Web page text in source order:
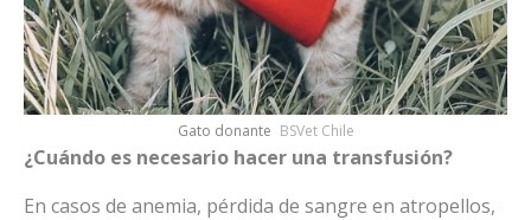
Gato donante BSVet Chile
¿Cuándo es necesario hacer una transfusión?
En casos de anemia, pérdida de sangre en atropellos,